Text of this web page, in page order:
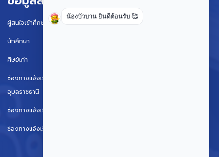
ผู้สนใจเข้าศึกษา
นักศึกษา
ศิษย์เก่า
ช่องทางแจ้งเรื่องร้องเรียนการทุจริตและประพฤติมิชอบมหาวิทยาลัย
อุบลราชธานี
ช่องทางแจ้งเรื่องร้องเรียนการทุจริตและประพฤติมิชอบ (ป.ป.ช.)
ช่องทางแจ้งเรื่องร้องเรียนการทุจริตและประพฤติมิชอบ ป.ป.ท.
น้องบัวบาน ยินดีต้อนรับ 🥰